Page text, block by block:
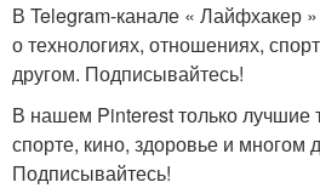
В Telegram-канале « Лайфхакер
о технологиях, отношениях,
другом. Подписывайтесь!
В нашем Pinterest только лучшие
спорте, кино, здоровье и многом
Подписывайтесь!